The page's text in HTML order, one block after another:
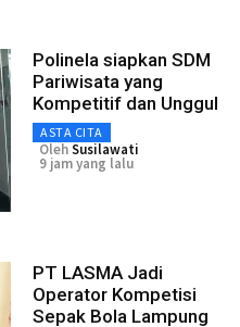
Polinela siapkan SDM
Pariwisata yang
Kompetitif dan Unggul
ASTA CITA
OlehSusilawati
9 jam yang lalu
PT LASMA Jadi
Operator Kompetisi
Sepak Bola Lampung